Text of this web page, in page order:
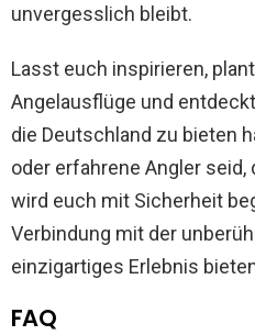
unvergesslich bleibt.
Lasst euch inspirieren,
Angelausflüge und
die Deutschland zu bieten
oder erfahrene Angler
wird euch mit Sicherheit
Verbindung mit der
einzigartiges Erlebnis
FAQ